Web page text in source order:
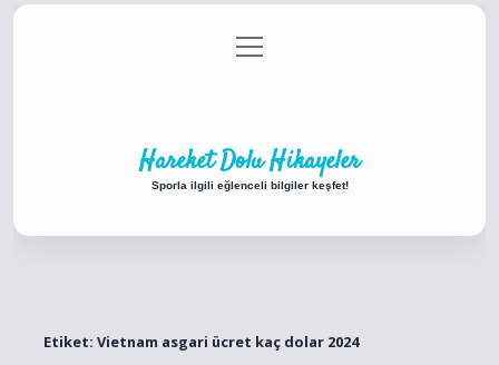
Gizlilik Politikası
menüyü
aç
Hareket Dolu Hikayeler
Sporla ilgili eğlenceli bilgiler keşfet!
Etiket: Vietnam asgari ücret kaç dolar 2024